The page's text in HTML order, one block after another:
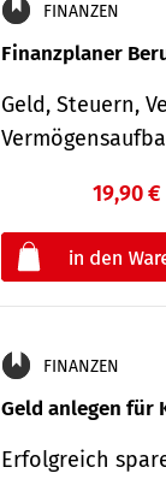
FINANZEN
Finanzplaner
Geld, Steuern,
19,90 €
FINANZEN
Geld anlegen für
Erfolgreich